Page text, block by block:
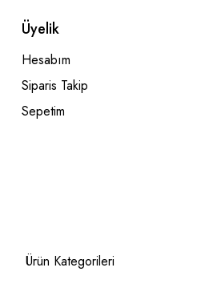
Üyelik
Hesabım
Siparis Takip
Sepetim
Ürün Kategorileri